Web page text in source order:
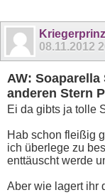
08.11.2012
AW:
anderen Stern
Ei da gibts ja tolle
Hab schon fleißig
ich überlege zu
enttäuscht werde
Aber wie lagert ihr